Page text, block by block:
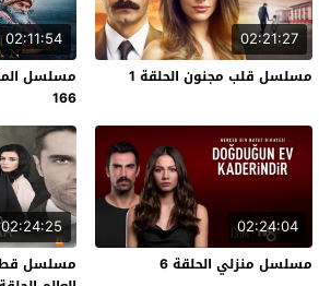
02:21:27
مسلسل قلب مجنون الحلقة 1
02:11:54
مسلسل
166
02:24:04
مسلسل منزلي الحلقة 6
02:24:25
مسلسل